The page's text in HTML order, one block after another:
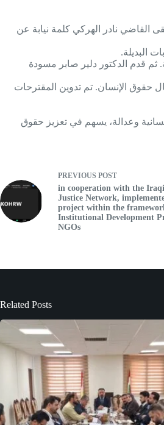
القاضي نادر الهركي كلمة نيابة عن
البديلة.
ثم قدم الدكتور دلير صابر مسودة
حقوق الإنسان. تم تدوين المقترحات
وعدالة، يسهم في تعزيز حقوق
PREVIOUS POST
in cooperation with the
Justice Network,
project within the
Institutional Development
NGOs
Related Posts